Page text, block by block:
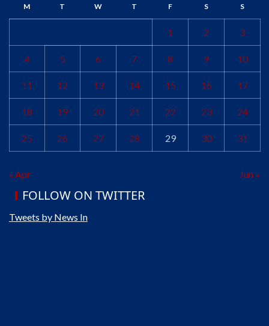
M T W T F S S
1 2 3
4 5 6 7 8 9 10
11 12 13 14 15 16 17
18 19 20 21 22 23 24
25 26 27 28 29 30 31
« Apr Jun »
FOLLOW ON TWITTER
Tweets by News In